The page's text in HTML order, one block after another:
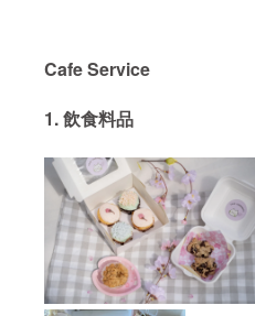
Cafe Service
1. 飲食料品